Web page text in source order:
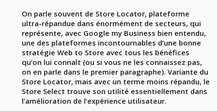
On parle souvent de Store Locator, plateforme
ultra-répandue dans énormément de secteurs, qui
représente, avec Google my Business bien entendu,
une des plateformes incontournables d’une bonne
stratégie Web to Store avec tous les bénéfices
qu’on lui connaît (ou si vous ne les connaissez pas,
on en parle dans le premier paragraphe). Variante du
Store Locator, mais avec un terme moins répandu, le
Store Select trouve son utilité essentiellement dans
l’amélioration de l’expérience utilisateur.